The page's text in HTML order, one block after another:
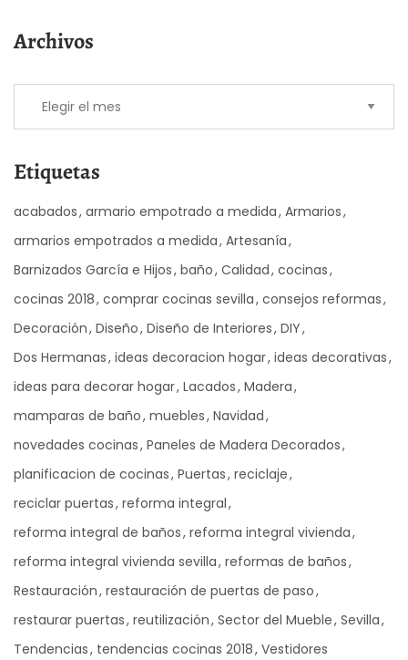
Archivos
Etiquetas
acabados armario empotrado a medida Armarios
armarios empotrados a medida Artesanía
Barnizados García e Hijos baño Calidad cocinas
cocinas 2018 comprar cocinas sevilla consejos reformas
Decoración Diseño Diseño de Interiores DIY
Dos Hermanas ideas decoracion hogar ideas decorativas
ideas para decorar hogar Lacados Madera
mamparas de baño muebles Navidad
novedades cocinas Paneles de Madera Decorados
planificacion de cocinas Puertas reciclaje
reciclar puertas reforma integral
reforma integral de baños reforma integral vivienda
reforma integral vivienda sevilla reformas de baños
Restauración restauración de puertas de paso
restaurar puertas reutilización Sector del Mueble Sevilla
Tendencias tendencias cocinas 2018 Vestidores